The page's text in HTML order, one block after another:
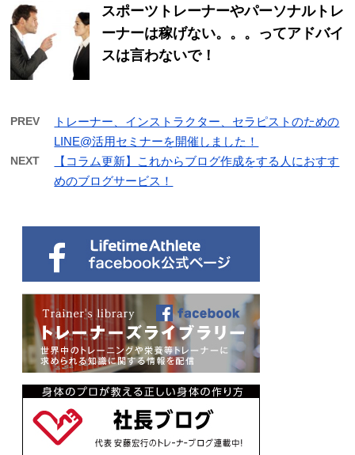
スポーツトレーナーやパーソナルトレ
ーナーは稼げない。。。ってアドバイ
スは言わないで！
PREV
トレーナー、インストラクター、セラピストのための
LINE@活用セミナーを開催しました！
NEXT
【コラム更新】これからブログ作成をする人におすす
めのブログサービス！